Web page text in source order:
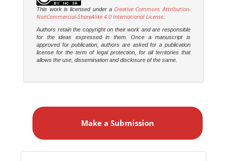
This work is licensed under a Creative Commons Attribution-
NonCommercial-ShareAlike 4.0 International License
Authors retain the copyright on their work and are responsible
for the ideas expressed in them. Once a manuscript is
approved for publication, authors are asked for a publication
license for the term of legal protection, for all territories that
allows the use, dissemination and disclosure of the same.
a
Make a Submission